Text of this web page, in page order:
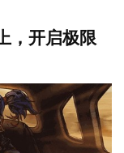
，开启极限